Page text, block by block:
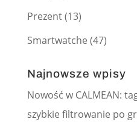
Prezent(13)
Smartwatche (47)
Najnowsze wpisy
Nowość w CALMEAN:
szybkie filtrowanie po